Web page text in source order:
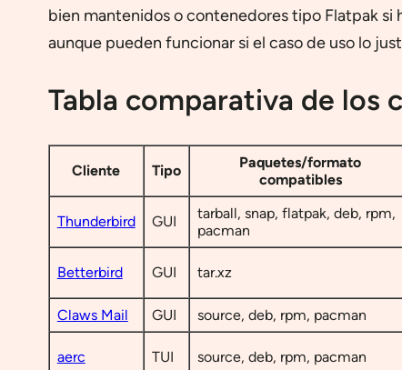
bien mantenidos o contenedores tipo Flatpak si
aunque pueden funcionar si el caso de uso lo
Tabla comparativa de los
Cliente Tipo
Paquetes/formato
compatibles
Thunderbird GUI
tarball, snap, flatpak, deb, rpm,
pacman
Betterbird GUI tar.xz
Claws Mail
GUI source, deb, rpm, pacman
aerc TUI source, deb, rpm, pacman